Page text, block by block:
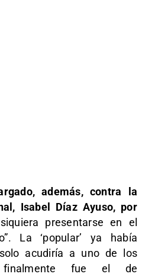
además, contra la
Isabel Díaz Ayuso, por
presentarse en el
La ‘popular’ ya había
acudiría a uno de los
finalmente fue el de